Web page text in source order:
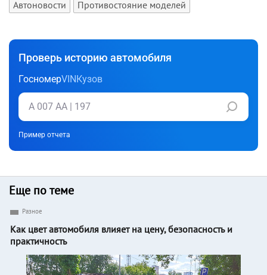
Автоновости
Противостояние моделей
Проверь историю автомобиля
ГосномерVINКузов
Пример отчета
Еще по теме
Разное
Как цвет автомобиля влияет на цену, безопасность и
практичность